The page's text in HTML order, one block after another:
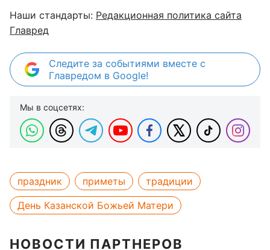
Наши стандарты: Редакционная политика сайта
Главред
Следите за событиями вместе с
Главредом в Google!
Мы в соцсетях:
праздник приметы
традиции
День Казанской Божьей Матери
НОВОСТИ ПАРТНЕРОВ